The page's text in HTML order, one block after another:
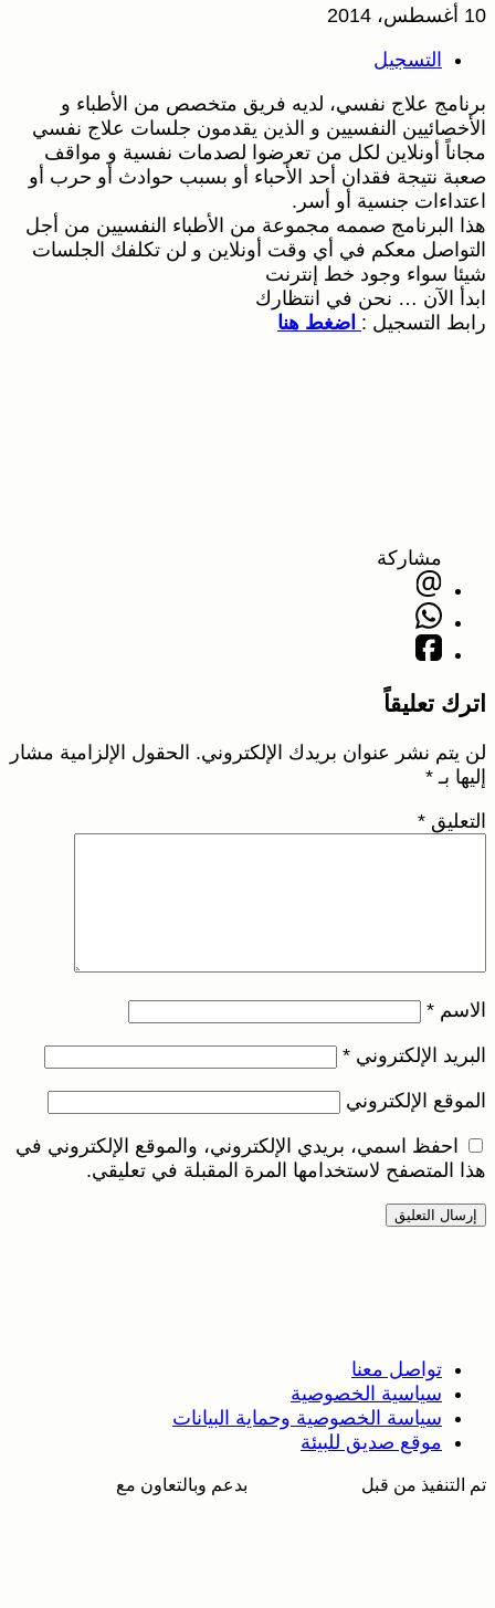
10 أغسطس، 2014
التسجيل
برنامج علاج نفسي، لديه فريق متخصص من الأطباء و
الأخصائيين النفسيين و الذين يقدمون جلسات علاج نفسي
مجاناً أونلاين لكل من تعرضوا لصدمات نفسية و مواقف
صعبة نتيجة فقدان أحد الأحباء أو بسبب حوادث أو حرب أو
اعتداءات جنسية أو أسر.
هذا البرنامج صممه مجموعة من الأطباء النفسيين من أجل
التواصل معكم في أي وقت أونلاين و لن تكلفك الجلسات
شيئا سواء وجود خط إنترنت
ابدأ الآن … نحن في انتظارك
رابط التسجيل : اضغط هنا
مشاركة
اترك تعليقاً
لن يتم نشر عنوان بريدك الإلكتروني. الحقول الإلزامية مشار
إليها بـ *
التعليق *
الاسم *
البريد الإلكتروني *
الموقع الإلكتروني
احفظ اسمي، بريدي الإلكتروني، والموقع الإلكتروني في
هذا المتصفح لاستخدامها المرة المقبلة في تعليقي.
تواصل معنا
سياسية الخصوصية
سياسة الخصوصية وحماية البيانات
موقع صديق للبيئة
تم التنفيذ من قبل بدعم وبالتعاون مع